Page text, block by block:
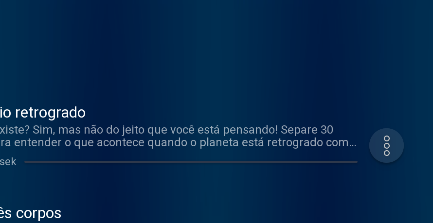
retrogrado
Sim, mas não do jeito que você está pensando! Separe 30
entender o que acontece quando o planeta está retrogrado com
corpos